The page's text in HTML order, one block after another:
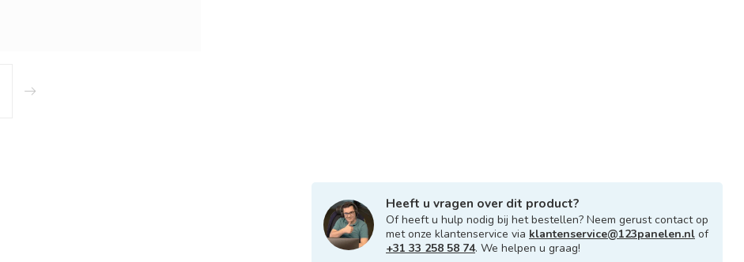
Heeft u vragen over dit product?
Of heeft u hulp nodig bij het bestellen? Neem gerust contact op
met onze klantenservice via klantenservice@123panelen.nl of
+31 33 258 58 74. We helpen u graag!